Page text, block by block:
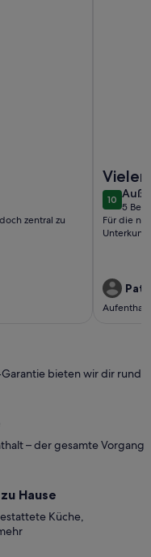
zentral zu
1010 von
5
(5
Für die
bieten wir dir rund
– der gesamte Vorgang
Hause
Küche,